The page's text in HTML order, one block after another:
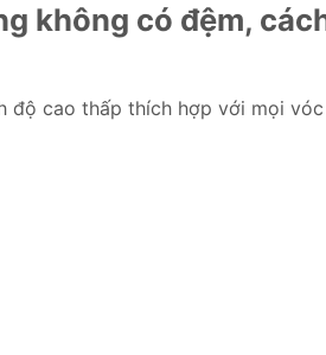
không có đệm,
cao thấp thích hợp với mọi